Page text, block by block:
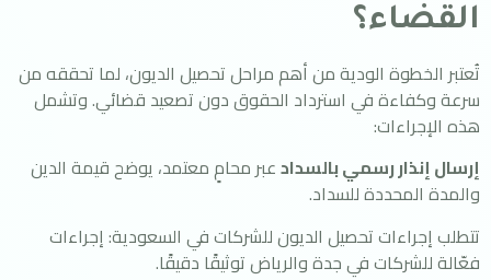
القضاء؟
تُعتبر الخطوة الودية من أهم مراحل تحصيل الديون، لما تحققه من
سرعة وكفاءة في استرداد الحقوق دون تصعيد قضائي. وتشمل
هذه الإجراءات:
إرسال إنذار رسمي بالسدادعبر محامٍ معتمد، يوضح قيمة الدين
والمدة المحددة للسداد.
تتطلب إجراءات تحصيل الديون للشركات في السعودية: إجراءات
فعّالة للشركات في جدة والرياض توثيقًا دقيقًا.